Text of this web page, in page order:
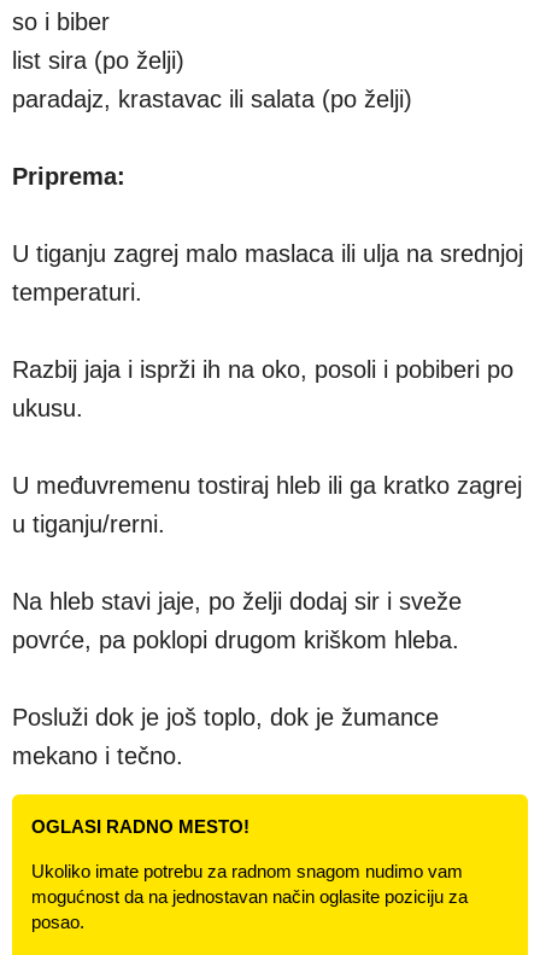
so i biber
list sira (po želji)
paradajz, krastavac ili salata (po želji)
Priprema:
U tiganju zagrej malo maslaca ili ulja na srednjoj
temperaturi.
Razbij jaja i isprži ih na oko, posoli i pobiberi po
ukusu.
U međuvremenu tostiraj hleb ili ga kratko zagrej
u tiganju/rerni.
Na hleb stavi jaje, po želji dodaj sir i sveže
povrće, pa poklopi drugom kriškom hleba.
Posluži dok je još toplo, dok je žumance
mekano i tečno.
OGLASI RADNO MESTO!
Ukoliko imate potrebu za radnom snagom nudimo vam
mogućnost da na jednostavan način oglasite poziciju za
posao.